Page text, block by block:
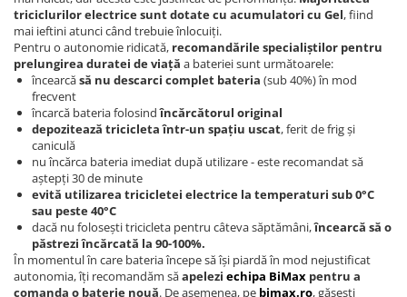
Piese de schimb scutere City Coco
(Harley)
Piese de schimb Electroride /
OUDIE
Piese de Schimb RDB
Piese de Schimb Jinpeng
Piese de schimb Arora
Piese scutere universale
Senzori, intrerupatoare, electrice
Baterie Scuter Electric
Cauciuc Scuter Electric
triciclurilor electrice sunt dotate cu acumulatori cu Gel, fiind
mai ieftini atunci când trebuie înlocuiți.
Pentru o autonomie ridicată, recomandările specialiștilor pentru
prelungirea duratei de viață a bateriei sunt următoarele:
încearcăsă nu descarci complet bateria (sub 40%) în mod
frecvent
încarcă bateria folosindîncărcătorul original
depozitează tricicleta într-un spațiu uscat, ferit de frig și
caniculă
nu încărca bateria imediat după utilizare - este recomandat să
aștepți 30 de minute
evită utilizarea tricicletei electrice la temperaturi sub 0°C
sau peste 40°C
dacă nu folosești tricicleta pentru câteva săptămâni,încearcă să o
păstrezi încărcată la 90-100%.
În momentul în care bateria începe să își piardă în mod nejustificat
autonomia, îți recomandăm săapelezi echipa BiMax pentru a
comanda o baterie nouă. De asemenea, pe bimax.ro, găsești